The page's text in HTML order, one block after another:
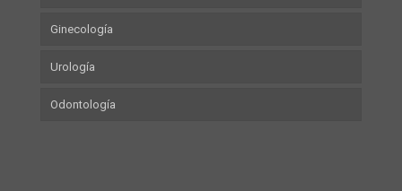
Ginecología
Urología
Odontología